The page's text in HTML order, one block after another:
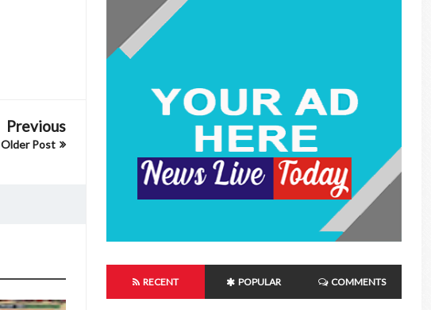
Previous
Older Post
RECENT POPULAR COMMENTS